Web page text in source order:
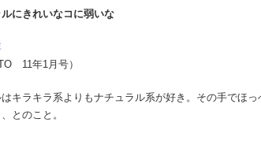
にきれいなコに弱いな
11年1月号）
キラキラ系よりもナチュラル系が好き。その手でほ
とのこと。